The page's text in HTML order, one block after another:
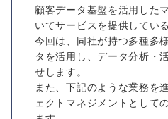
顧客データ基盤を活用した
いてサービスを提供してい
今回は、同社が持つ多種多
タを活用し、データ分析・
せします。
また、下記のような業務を
ェクトマネジメントとして